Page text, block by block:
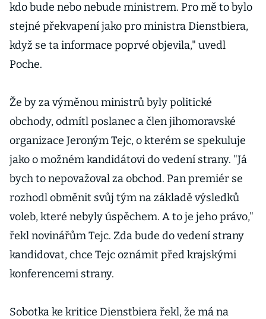
kdo bude nebo nebude ministrem. Pro mě to bylo
stejné překvapení jako pro ministra Dienstbiera,
když se ta informace poprvé objevila," uvedl
Poche.
Že by za výměnou ministrů byly politické
obchody, odmítl poslanec a člen jihomoravské
organizace Jeroným Tejc, o kterém se spekuluje
jako o možném kandidátovi do vedení strany. "Já
bych to nepovažoval za obchod. Pan premiér se
rozhodl obměnit svůj tým na základě výsledků
voleb, které nebyly úspěchem. A to je jeho právo,"
řekl novinářům Tejc. Zda bude do vedení strany
kandidovat, chce Tejc oznámit před krajskými
konferencemi strany.
Sobotka ke kritice Dienstbiera řekl, že má na